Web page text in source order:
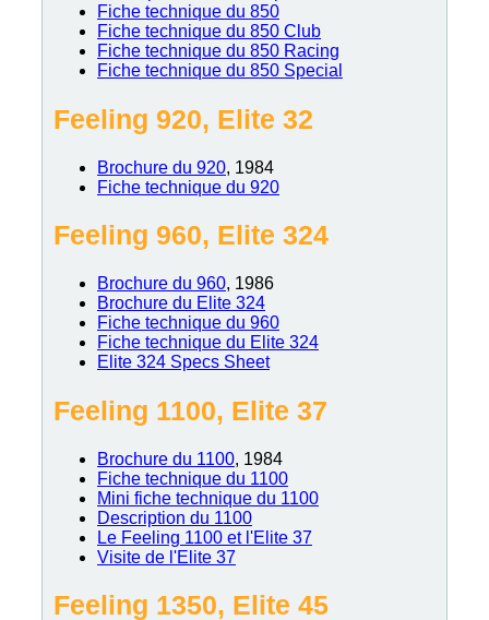
Fiche technique du 850
Fiche technique du 850 Club
Fiche technique du 850 Racing
Fiche technique du 850 Special
Feeling 920, Elite 32
Brochure du 920, 1984
Fiche technique du 920
Feeling 960, Elite 324
Brochure du 960, 1986
Brochure du Elite 324
Fiche technique du 960
Fiche technique du Elite 324
Elite 324 Specs Sheet
Feeling 1100, Elite 37
Brochure du 1100, 1984
Fiche technique du 1100
Mini fiche technique du 1100
Description du 1100
Le Feeling 1100 et l'Elite 37
Visite de l'Elite 37
Feeling 1350, Elite 45